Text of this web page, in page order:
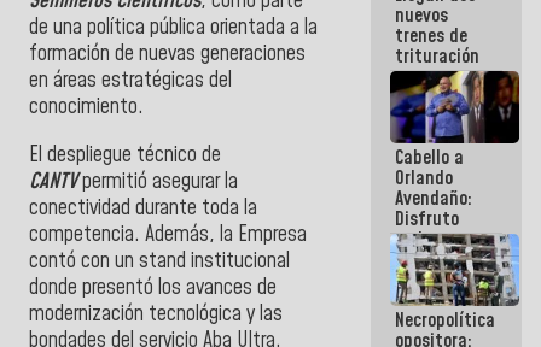
de una política pública orientada a la
formación de nuevas generaciones
en áreas estratégicas del
conocimiento.
El despliegue técnico de
CANTVpermitió asegurar la
conectividad durante toda la
competencia. Además, la Empresa
contó con un stand institucional
donde presentó los avances de
modernización tecnológica y las
bondades del servicio Aba Ultra.
nuevos
trenes de
trituración
para
optimizar
manejo de
escombros
en La Guaira
Cabello a
Orlando
Avendaño:
Disfruto
cada vez
que escribes
porque lo
que haces
es
Necropolítica
opositora: